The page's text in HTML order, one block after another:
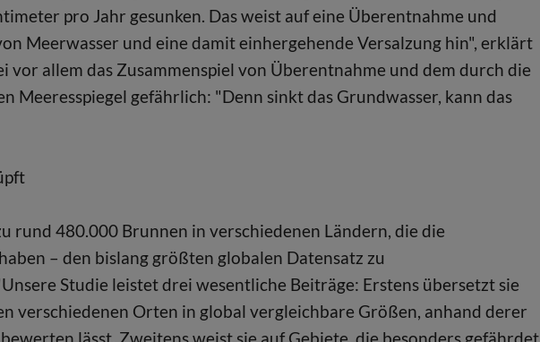
pro Jahr gesunken. Das weist auf eine Überentnahme und
Meerwasser und eine damit einhergehende Versalzung hin", erklärt
vor allem das Zusammenspiel von Überentnahme und dem durch die
Meeresspiegel gefährlich: "Denn sinkt das Grundwasser, kann das
rund 480.000 Brunnen in verschiedenen Ländern, die die
– den bislang größten globalen Datensatz zu
Studie leistet drei wesentliche Beiträge: Erstens übersetzt sie
verschiedenen Orten in global vergleichbare Größen, anhand derer